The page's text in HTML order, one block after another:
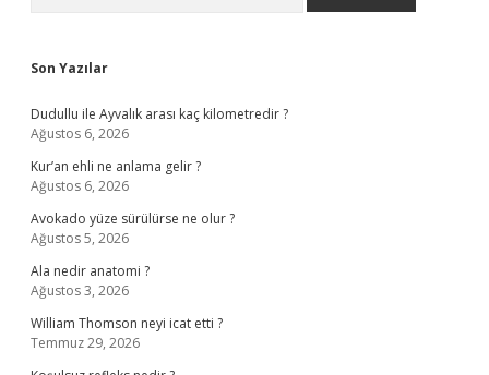
Son Yazılar
Dudullu ile Ayvalık arası kaç kilometredir ?
Ağustos 6, 2026
Kur’an ehli ne anlama gelir ?
Ağustos 6, 2026
Avokado yüze sürülürse ne olur ?
Ağustos 5, 2026
Ala nedir anatomi ?
Ağustos 3, 2026
William Thomson neyi icat etti ?
Temmuz 29, 2026